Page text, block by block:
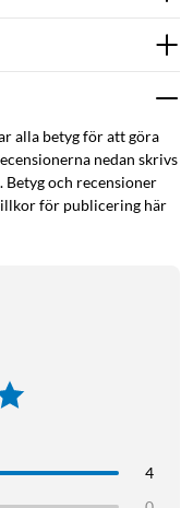
alla betyg för att göra
nedan skrivs
Betyg och recensioner
för publicering här
4